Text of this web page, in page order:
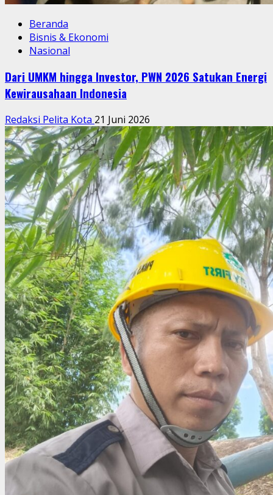
Beranda
Bisnis & Ekonomi
Nasional
Dari UMKM hingga Investor, PWN 2026 Satukan Energi
Kewirausahaan Indonesia
Redaksi Pelita Kota 21 Juni 2026